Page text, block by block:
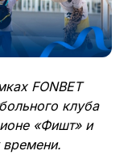
FONBET
клуба
«Фишт» и
времени.